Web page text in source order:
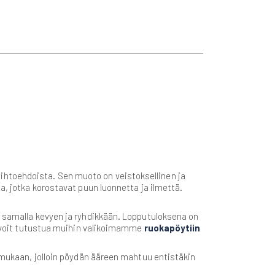
Sen muoto on veistoksellinen ja
jotka korostavat puun luonnetta ja ilmettä.
kevyen ja ryhdikkään. Lopputuloksena on
tutustua muihin valikoimamme ruokapöytiin
jolloin pöydän ääreen mahtuu entistäkin